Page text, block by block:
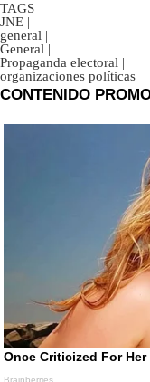
TAGS
JNE |
general |
General |
Propaganda electoral |
organizaciones políticas